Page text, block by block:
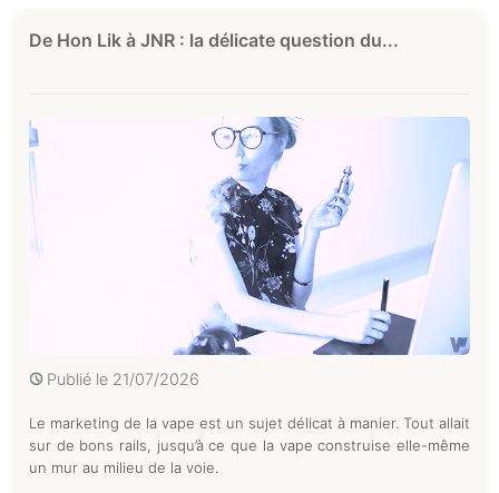
De Hon Lik à JNR : la délicate question du...
Publié le 21/07/2026
Le marketing de la vape est un sujet délicat à manier. Tout allait
sur de bons rails, jusqu’à ce que la vape construise elle-même
un mur au milieu de la voie.